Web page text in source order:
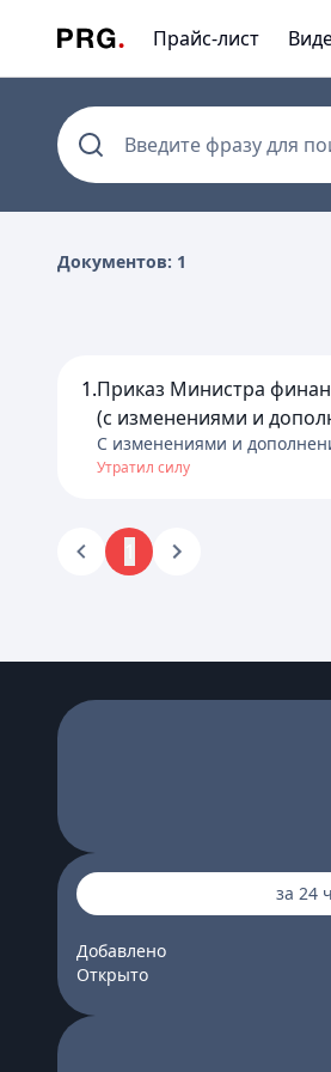
Прайс-лист
Введите фразу для
Документов: 1
1.Приказ Министра
(с изменениями и
C изменениями и
Утратил силу
за 24
Добавлено
Открыто